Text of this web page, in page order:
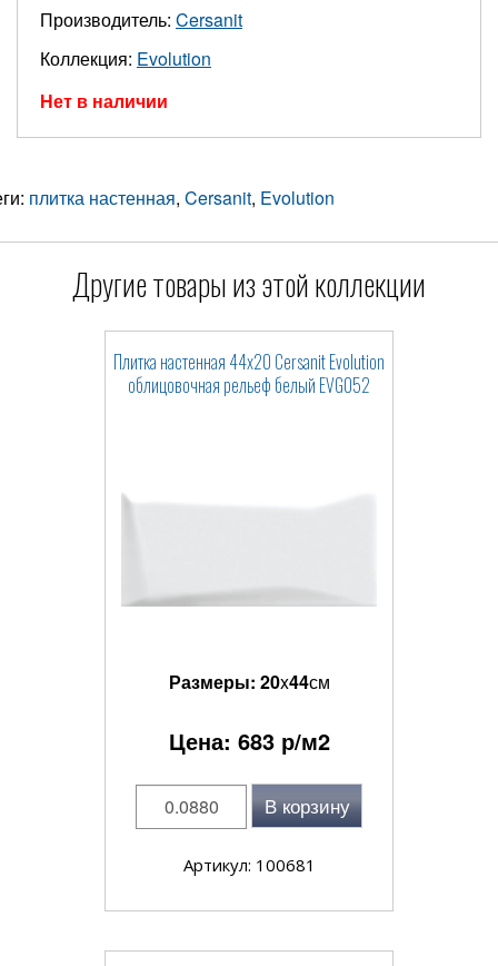
Производитель: Cersanit
Коллекция: Evolution
Нет в наличии
плитка настенная, Cersanit, Evolution
Другие товары из этой коллекции
Плитка настенная 44x20 Cersanit Evolution
облицовочная рельеф белый EVG052
Размеры: 20x44см
Цена: 683р/м2
В корзину
Артикул: 100681